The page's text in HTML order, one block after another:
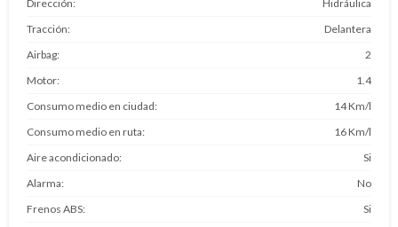
Dirección
Hidráulica
Tracción
Delantera
Airbag
2
Motor
1.4
Consumo medio en ciudad
14 Km/l
Consumo medio en ruta
16 Km/l
Aire acondicionado
Si
Alarma
No
Frenos ABS
Si